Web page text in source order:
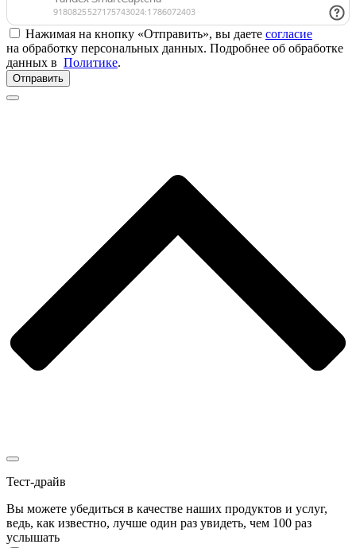
Нажимая на кнопку «Отправить», вы даете согласие
на обработку персональных данных. Подробнее об обработке
данных в Политике.
Отправить
Тест-драйв
Вы можете убедиться в качестве наших продуктов и услуг,
ведь, как известно, лучше один раз увидеть, чем 100 раз
услышать